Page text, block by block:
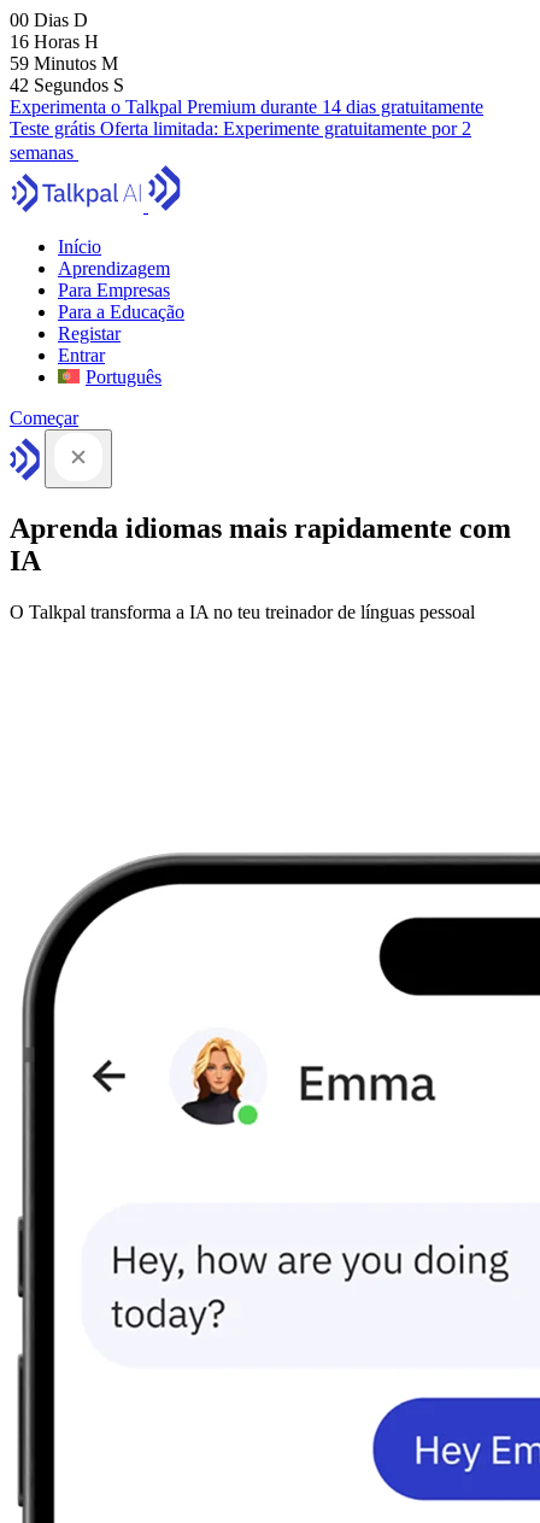
00 Dias D
16 Horas H
59 Minutos M
41 Segundos S
Experimenta o Talkpal Premium durante 14 dias gratuitamente
Teste grátis Oferta limitada: Experimente gratuitamente por 2
semanas
Início
Aprendizagem
Para Empresas
Para a Educação
Registar
Entrar
Português
Começar
Aprenda idiomas mais rapidamente com
IA
O Talkpal transforma a IA no teu treinador de línguas pessoal